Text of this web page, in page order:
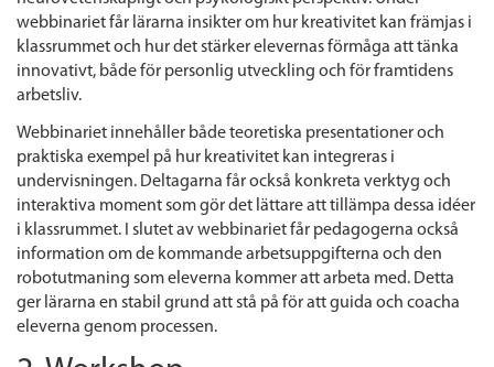
webbinariet får lärarna insikter om hur kreativitet kan främjas i
klassrummet och hur det stärker elevernas förmåga att tänka
innovativt, både för personlig utveckling och för framtidens
arbetsliv.
Webbinariet innehåller både teoretiska presentationer och
praktiska exempel på hur kreativitet kan integreras i
undervisningen. Deltagarna får också konkreta verktyg och
interaktiva moment som gör det lättare att tillämpa dessa idéer
i klassrummet. I slutet av webbinariet får pedagogerna också
information om de kommande arbetsuppgifterna och den
robotutmaning som eleverna kommer att arbeta med. Detta
ger lärarna en stabil grund att stå på för att guida och coacha
eleverna genom processen.